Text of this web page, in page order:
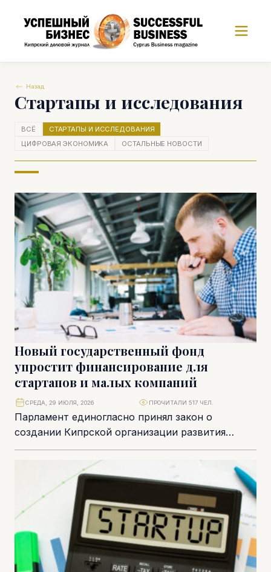
Назад
Стартапы и исследования
ВСЁ
СТАРТАПЫ И ИССЛЕДОВАНИЯ
ЦИФРОВАЯ ЭКОНОМИКА
ОСТАЛЬНЫЕ НОВОСТИ
Новый государственный фонд
упростит финансирование для
стартапов и малых компаний
Парламент единогласно принял закон о
создании Кипрской организации развития
бизнеса (Cyprus Business Development
Organisation) – нового государственного
финансового института, который...
СРЕДА, 29 ИЮЛЯ, 2026 ПРОЧИТАЛИ 517 ЧЕЛ.